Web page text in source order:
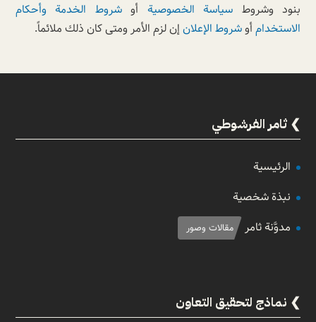
بنود وشروط سياسة الخصوصية أوشروط الخدمة وأحكام
الاستخدام أوشروط الإعلان إن لزم الأمر ومتى كان ذلك ملائماً.
ثامر الفرشوطي
الرئيسية
نبذة شخصية
مدوَّنة ثامر
مقالات وصور
نماذج لتحقيق التعاون